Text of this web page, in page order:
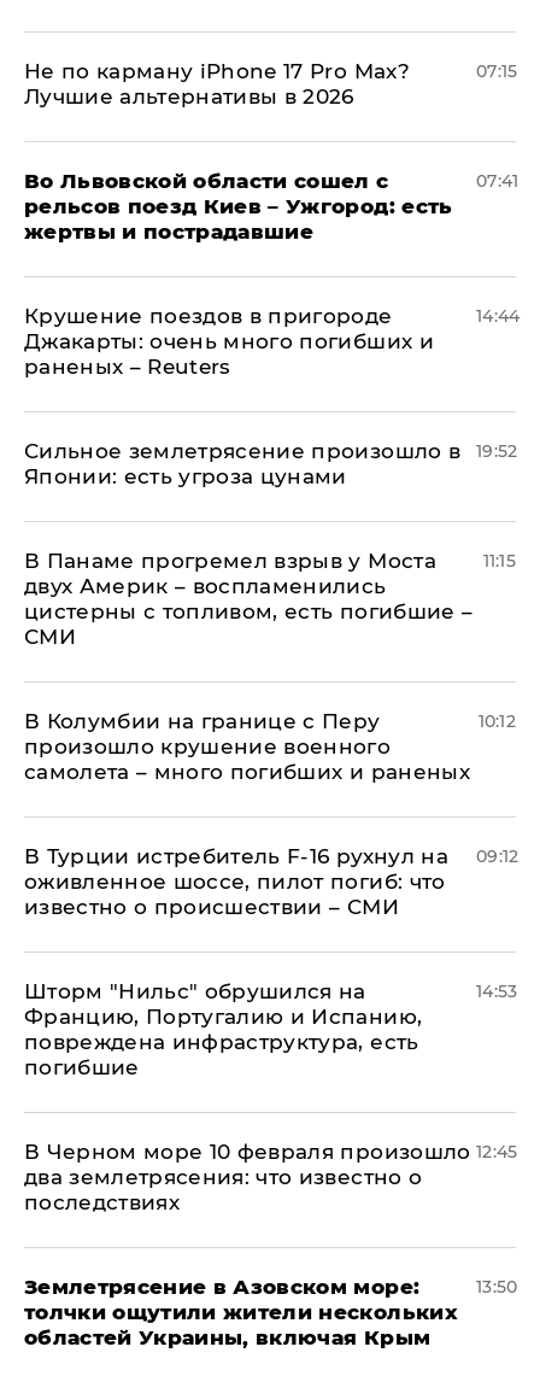
Не по карману iPhone 17 Pro Max?
Лучшие альтернативы в 2026
07:15
Во Львовской области сошел с
рельсов поезд Киев – Ужгород: есть
жертвы и пострадавшие
07:41
Крушение поездов в пригороде
Джакарты: очень много погибших и
раненых – Reuters
14:44
Сильное землетрясение произошло в
Японии: есть угроза цунами
19:52
В Панаме прогремел взрыв у Моста
двух Америк – воспламенились
цистерны с топливом, есть погибшие –
СМИ
11:15
В Колумбии на границе с Перу
произошло крушение военного
самолета – много погибших и раненых
10:12
В Турции истребитель F-16 рухнул на
оживленное шоссе, пилот погиб: что
известно о происшествии – СМИ
09:12
Шторм "Нильс" обрушился на
Францию, Португалию и Испанию,
повреждена инфраструктура, есть
погибшие
14:53
В Черном море 10 февраля произошло
два землетрясения: что известно о
последствиях
12:45
Землетрясение в Азовском море:
толчки ощутили жители нескольких
областей Украины, включая Крым
13:50